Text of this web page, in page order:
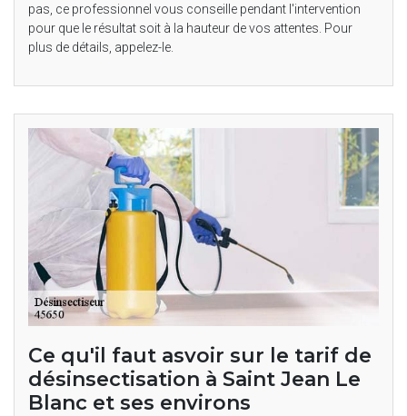
pas, ce professionnel vous conseille pendant l'intervention
pour que le résultat soit à la hauteur de vos attentes. Pour
plus de détails, appelez-le.
Ce qu'il faut asvoir sur le tarif de
désinsectisation à Saint Jean Le
Blanc et ses environs